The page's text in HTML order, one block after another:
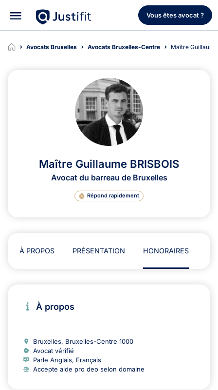
Vous êtes avocat ?
Avocats Bruxelles Avocats Bruxelles-Centre Maître
Maître Guillaume BRISBOIS
Avocat du barreau de Bruxelles
Répond rapidement
À PROPOS PRÉSENTATION HONORAIRES
À propos
Bruxelles, Bruxelles-Centre 1000
Avocat vérifié
Parle Anglais, Français
Accepte aide pro deo selon domaine